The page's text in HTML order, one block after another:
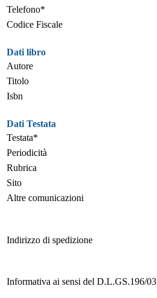
Telefono*
Codice Fiscale
Dati libro
Autore
Titolo
Isbn
Dati Testata
Testata*
Periodicità
Rubrica
Sito
Altre comunicazioni
Indirizzo di spedizione
Informativa ai sensi del D.L.GS.196/03